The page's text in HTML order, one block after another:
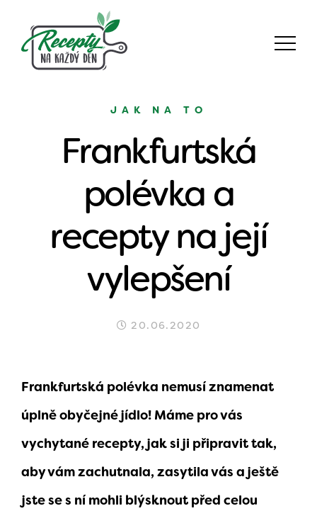
JAK NA TO
Frankfurtská
polévka a
recepty na její
vylepšení
20.06.2020
Frankfurtská polévka nemusí znamenat
úplně obyčejné jídlo! Máme pro vás
vychytané recepty, jak si ji připravit tak,
aby vám zachutnala, zasytila vás a ještě
jste se s ní mohli blýsknout před celou